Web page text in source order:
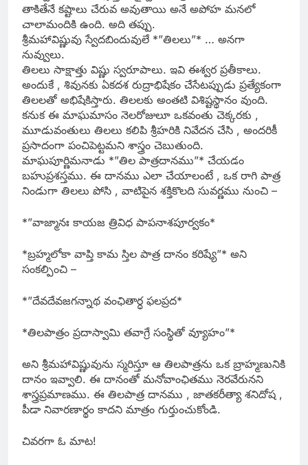
తాకితేనే కష్టాలు చేరువ అవుతాయి అనే అపోహ మనలో
చాలామందికి ఉంది. అది తప్పు.
శ్రీమహావిష్ణువు స్వేదబిందువులే *”తిలలు”* … అనగా
నువ్వులు.
తిలలు సాక్షాత్తు విష్ణు స్వరూపాలు. ఇవి ఈశ్వర ప్రతీకాలు.
అందుకే , శివునకు ఏకదశ రుద్రాభిషేకం చేసేటప్పుడు ప్రత్యేకంగా
తిలలతో అభిషేకిస్తారు. తిలలకు అంతటి విశిష్టస్థానం వుంది.
కనుక ఈ మాఘమాసం నెలరోజులూ ఒకవంతు చెక్కరకు ,
మూడువంతులు తిలలు కలిపి శ్రీహరికి నివేదన చేసి , అందరికీ
ప్రసాదంగా పంచిపెట్టమని శాస్త్రం చెబుతుంది.
మాఘపూర్ణిమనాడు *”తిల పాత్రదానము”* చేయడం
బహుప్రశస్తము. ఈ దానము ఎలా చేయాలంటే , ఒక రాగి పాత్ర
నిండుగా తిలలు పోసి , వాటిపైన శక్తికొలది సువర్ణము నుంచి –
*”వాజ్మానః కాయజ త్రివిధ పాపనాశపూర్వకం*
*బ్రహ్మలోకా వాప్తి కామ స్తిల పాత్ర దానం కరిష్యే”* అని
సంకల్పించి –
*”దేవదేవజగన్నాథ వంఛితార్ధ ఫలప్రద*
*తిలపాత్రం ప్రదాస్వామి తవాగ్రే సంస్థితో వ్యూహం”*
అని శ్రీమహావిష్ణువును స్మరిస్తూ ఆ తిలపాత్రను ఒక బ్రాహ్మణునికి
దానం ఇవ్వాలి. ఈ దానంతో మనోవాంఛితము నెరవేరునని
శాస్త్రప్రమాణము. ఈ తిలపాత్ర దానము , జాతకరీత్యా శనిదోష ,
పీడా నివారణార్థం కాదని మాత్రం గుర్తుంచుకోండి.
చివరగా ఓ మాట!